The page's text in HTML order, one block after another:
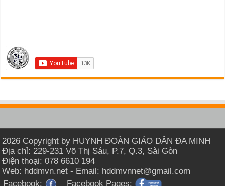
2026 Copyright by HUYNH ĐOÀN GIÁO DÂN ĐA MINH
Địa chỉ: 229-231 Võ Thị Sáu, P.7, Q.3, Sài Gòn
Điện thoại: 078 6610 194
Web: hddmvn.net - Email: hddmvnnet@gmail.com
Facebook: